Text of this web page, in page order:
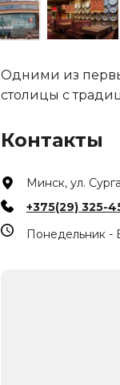
Одними из
столицы с
Контакты
Минск, ул.
+375(29) 325-
Понедельник -